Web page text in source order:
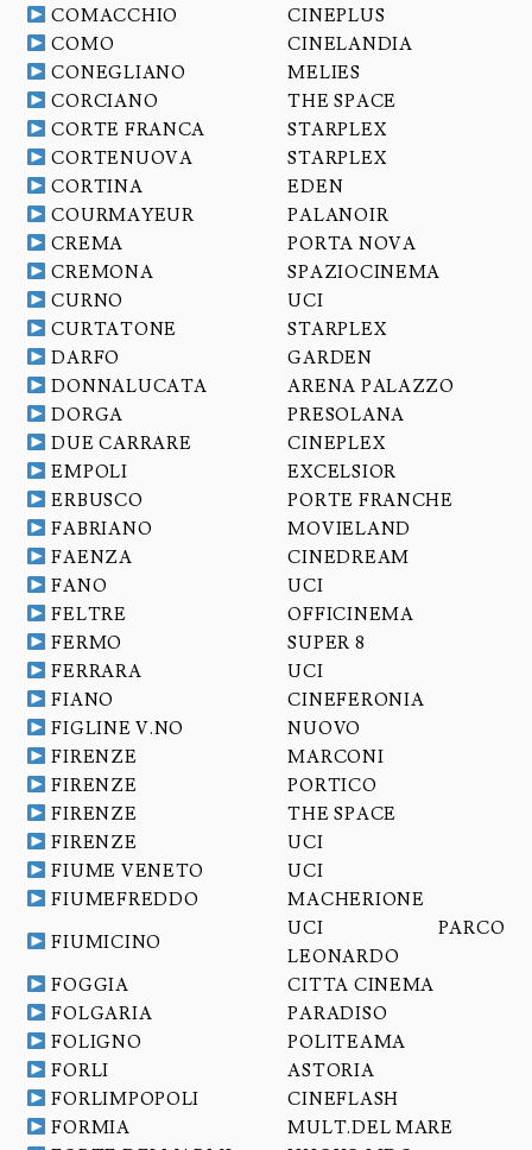
COMACCHIO
CINEPLUS
COMO
CINELANDIA
CONEGLIANO
MELIES
CORCIANO
THE SPACE
CORTE FRANCA
STARPLEX
CORTENUOVA
STARPLEX
CORTINA
EDEN
COURMAYEUR
PALANOIR
CREMA
PORTA NOVA
CREMONA
SPAZIOCINEMA
CURNO
UCI
CURTATONE
STARPLEX
DARFO
GARDEN
DONNALUCATA
ARENA PALAZZO
DORGA
PRESOLANA
DUE CARRARE
CINEPLEX
EMPOLI
EXCELSIOR
ERBUSCO
PORTE FRANCHE
FABRIANO
MOVIELAND
FAENZA
CINEDREAM
FANO
UCI
FELTRE
OFFICINEMA
FERMO
SUPER 8
FERRARA
UCI
FIANO
CINEFERONIA
FIGLINE V.NO
NUOVO
FIRENZE
MARCONI
FIRENZE
PORTICO
FIRENZE
THE SPACE
FIRENZE
UCI
FIUME VENETO
UCI
FIUMEFREDDO
MACHERIONE
FIUMICINO
UCI PARCO
LEONARDO
FOGGIA
CITTA CINEMA
FOLGARIA
PARADISO
FOLIGNO
POLITEAMA
FORLI
ASTORIA
FORLIMPOPOLI
CINEFLASH
FORMIA
MULT.DEL MARE